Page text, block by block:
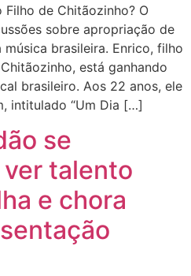
de Chitãozinho? O
sobre apropriação de
brasileira. Enrico, filho
está ganhando
brasileiro. Aos 22 anos, ele
intitulado “Um Dia […]
se
talento
e chora